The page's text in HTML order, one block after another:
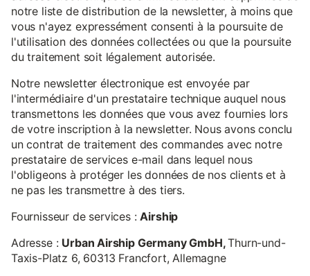
notre liste de distribution de la newsletter, à moins que
vous n'ayez expressément consenti à la poursuite de
l'utilisation des données collectées ou que la poursuite
du traitement soit légalement autorisée.
Notre newsletter électronique est envoyée par
l'intermédiaire d'un prestataire technique auquel nous
transmettons les données que vous avez fournies lors
de votre inscription à la newsletter. Nous avons conclu
un contrat de traitement des commandes avec notre
prestataire de services e-mail dans lequel nous
l'obligeons à protéger les données de nos clients et à
ne pas les transmettre à des tiers.
Fournisseur de services :Airship
Adresse : Urban Airship Germany GmbH,Thurn-und-
Taxis-Platz 6, 60313 Francfort, Allemagne